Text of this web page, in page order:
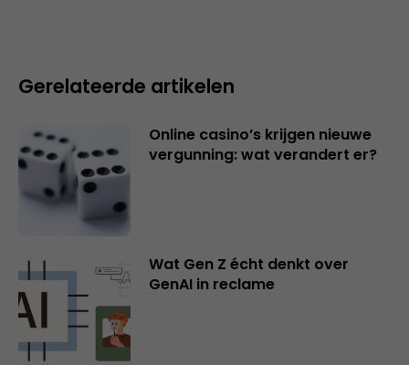
Gerelateerde artikelen
Online casino’s krijgen nieuwe
vergunning: wat verandert er?
Wat Gen Z écht denkt over
GenAI in reclame